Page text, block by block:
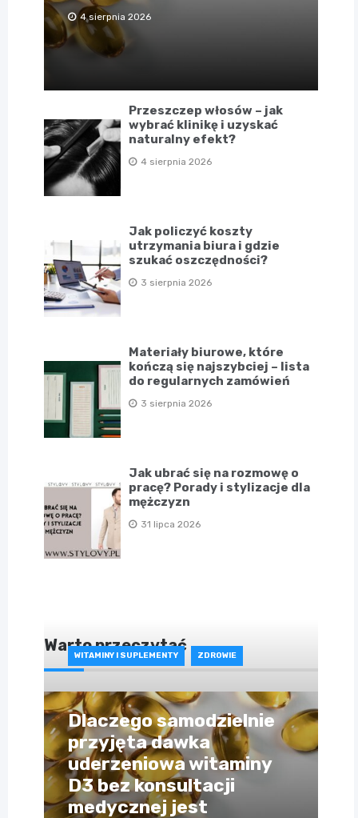
4 sierpnia 2026
Przeszczep włosów – jak
wybrać klinikę i uzyskać
naturalny efekt?
4 sierpnia 2026
Jak policzyć koszty
utrzymania biura i gdzie
szukać oszczędności?
3 sierpnia 2026
Materiały biurowe, które
kończą się najszybciej – lista
do regularnych zamówień
3 sierpnia 2026
Jak ubrać się na rozmowę o
pracę? Porady i stylizacje dla
mężczyzn
31 lipca 2026
Warto przeczytać
WITAMINY I SUPLEMENTY ZDROWIE
Dlaczego samodzielnie
przyjęta dawka
uderzeniowa witaminy
D3 bez konsultacji
medycznej jest